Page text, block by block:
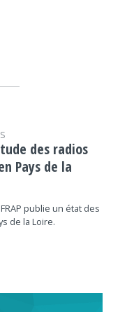
des radios
Pays de la
publie un état des
de la Loire.